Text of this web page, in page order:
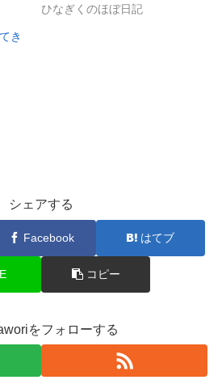
ひなぎくのほぼ日記
き
シェアする
Facebook はてブ
コピー
をフォローする